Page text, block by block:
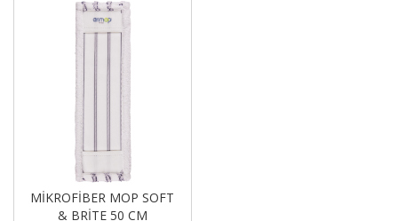
MİKROFİBER MOP SOFT
& BRİTE 50 CM